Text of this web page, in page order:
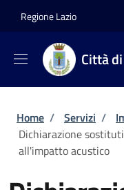
Regione Lazio
Città
Briciole di
Home / Servizi /
Dichiarazione
all'impatto acustico